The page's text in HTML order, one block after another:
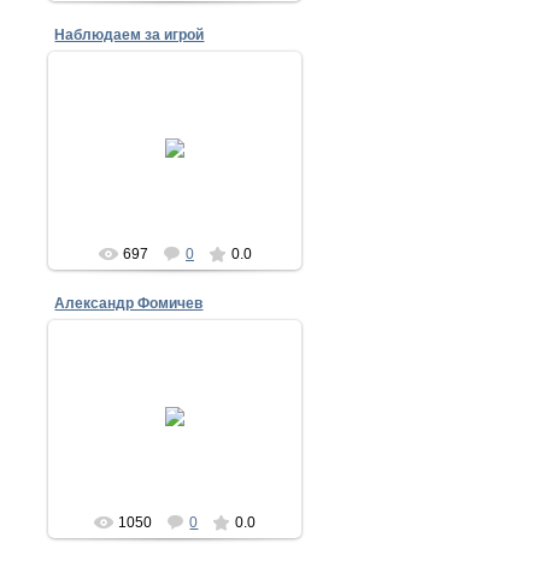
Наблюдаем за игрой
17 мая 2014
697 0 0.0
Александр Фомичев
17 мая 20014
1050 0 0.0